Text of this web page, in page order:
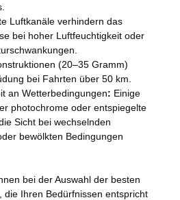
Luftkanäle verhindern das
bei hoher Luftfeuchtigkeit oder
(20–35 Gramm)
bei Fahrten über 50 km.
an Wetterbedingungen: Einige
photochrome oder entspiegelte
Sicht bei wechselnden
bewölkten Bedingungen
bei der Auswahl der besten
die Ihren Bedürfnissen entspricht